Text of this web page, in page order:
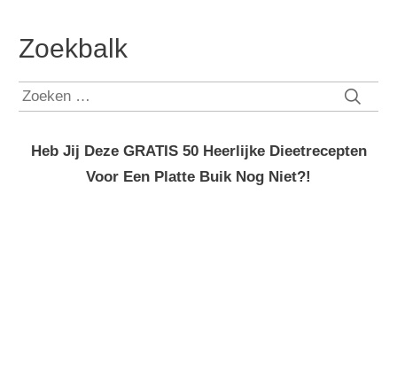
Zoekbalk
Zoeken
Heb Jij Deze GRATIS 50 Heerlijke Dieetrecepten
Voor Een Platte Buik Nog Niet?!